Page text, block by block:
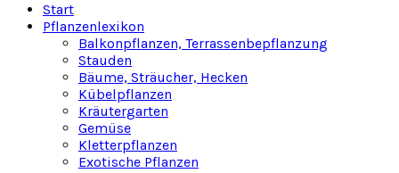
Start
Pflanzenlexikon
Balkonpflanzen, Terrassenbepflanzung
Stauden
Bäume, Sträucher, Hecken
Kübelpflanzen
Kräutergarten
Gemüse
Kletterpflanzen
Exotische Pflanzen